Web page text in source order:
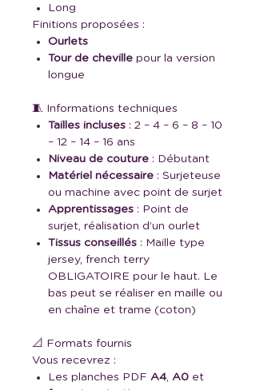
Long
Finitions proposées :
Ourlets
Tour de cheville pour la version
longue
🧵 Informations techniques
Tailles incluses : 2 – 4 – 6 – 8 – 10
– 12 – 14 – 16 ans
Niveau de couture : Débutant
Matériel nécessaire : Surjeteuse
ou machine avec point de surjet
Apprentissages : Point de
surjet, réalisation d’un ourlet
Tissus conseillés : Maille type
jersey, french terry
OBLIGATOIRE pour le haut. Le
bas peut se réaliser en maille ou
en chaîne et trame (coton)
📐 Formats fournis
Vous recevrez :
Les planches PDF A4, A0 et